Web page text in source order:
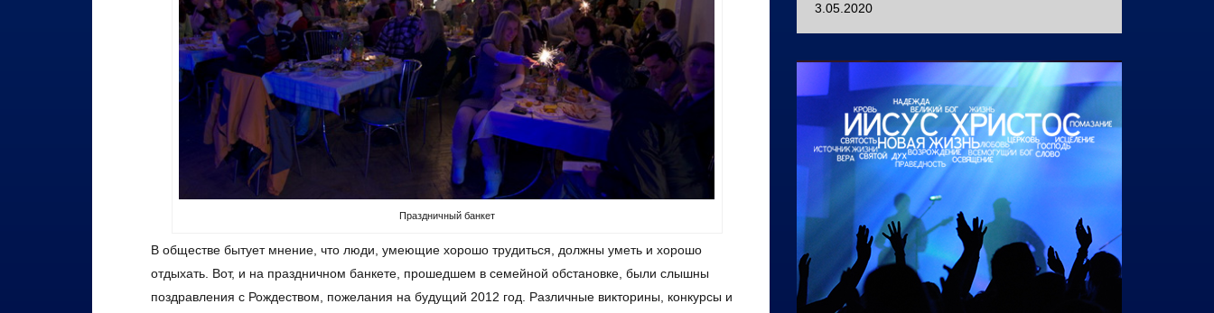
Праздничный банкет
В обществе бытует мнение, что люди, умеющие хорошо трудиться, должны уметь и хорошо
отдыхать. Вот, и на праздничном банкете, прошедшем в семейной обстановке, были слышны
поздравления с Рождеством, пожелания на будущий 2012 год. Различные викторины, конкурсы и
3.05.2020